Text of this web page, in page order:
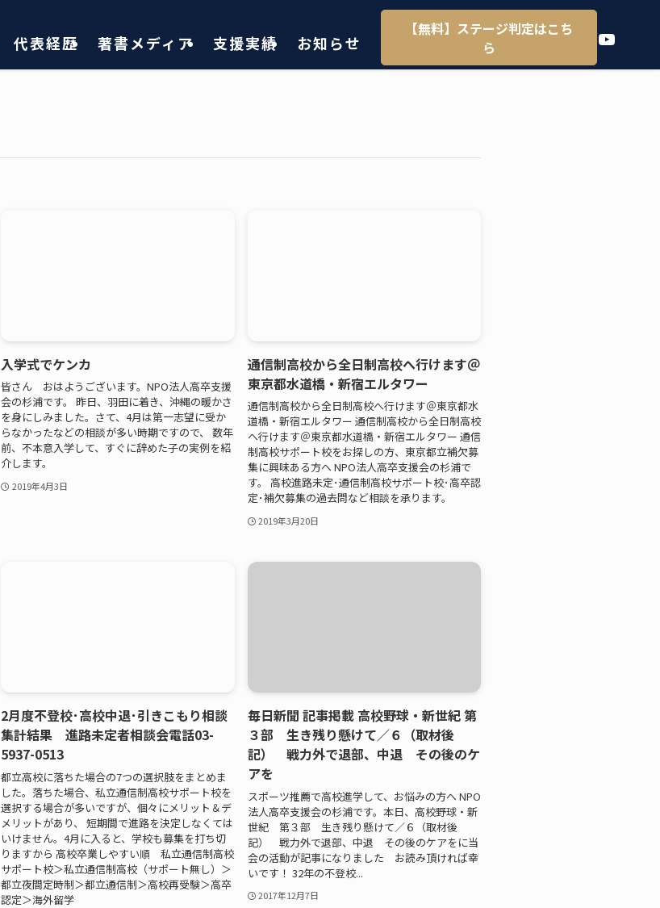
代表経歴 著書メディア 支援実績 お知らせ
【無料】ステージ判定はこち
ら
YouTube
入学式でケンカ
皆さん おはようございます。NPO法人高卒支援
会の杉浦です。 昨日、羽田に着き、沖縄の暖かさ
を身にしみました。さて、4月は第一志望に受か
らなかったなどの相談が多い時期ですので、 数年
前、不本意入学して、すぐに辞めた子の実例を紹
介します。
2019年4月3日
通信制高校から全日制高校へ行けます＠
東京都水道橋・新宿エルタワー
通信制高校から全日制高校へ行けます＠東京都水
道橋・新宿エルタワー 通信制高校から全日制高校
へ行けます＠東京都水道橋・新宿エルタワー 通信
制高校サポート校をお探しの方、東京都立補欠募
集に興味ある方へ NPO法人高卒支援会の杉浦で
す。 高校進路未定･通信制高校サポート校･高卒認
定･補欠募集の過去問など相談を承ります。
2019年3月20日
2月度不登校･高校中退･引きこもり相談
集計結果 進路未定者相談会電話03-
5937-0513
都立高校に落ちた場合の7つの選択肢をまとめま
した。落ちた場合、私立通信制高校サポート校を
選択する場合が多いですが、個々にメリット＆デ
メリットがあり、 短期間で進路を決定しなくては
いけません。4月に入ると、学校も募集を打ち切
りますから 高校卒業しやすい順 私立通信制高校
サポート校＞私立通信制高校（サポート無し）＞
都立夜間定時制＞都立通信制＞高校再受験＞高卒
認定＞海外留学
毎日新聞 記事掲載 高校野球・新世紀 第
３部 生き残り懸けて／６（取材後
記） 戦力外で退部、中退 その後のケ
アを
スポーツ推薦で高校進学して、お悩みの方へ NPO
法人高卒支援会の杉浦です。本日、高校野球・新
世紀 第３部 生き残り懸けて／６（取材後
記） 戦力外で退部、中退 その後のケアをに当
会の活動が記事になりました お読み頂ければ幸
いです！ 32年の不登校...
2017年12月7日